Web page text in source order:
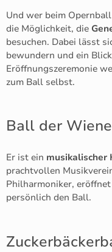
Und wer beim
die Möglichkeit, die
besuchen. Dabei lässt
bewundern und ein Blick
Eröffnungszeremonie
zum Ball selbst.
Ball der
Er ist ein musikalischer
prachtvollen
Philharmoniker,
persönlich den Ball.